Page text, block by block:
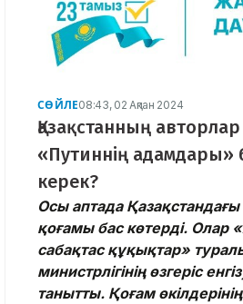
СӨЙЛЕ08:43, 02 Ақпан 2024
Қазақстанның
«Путиннің адамдары»
керек?
Осы аптада Қазақстандағы
қоғамы бас көтерді. Олар
сабақтас құқықтар»
министрлігінің өзгеріс
танытты. Қоғам